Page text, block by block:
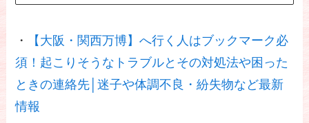
・
【大阪・関西万博】へ行く人はブックマーク必
須！起こりそうなトラブルとその対処法や困った
ときの連絡先│迷子や体調不良・紛失物など最新
情報